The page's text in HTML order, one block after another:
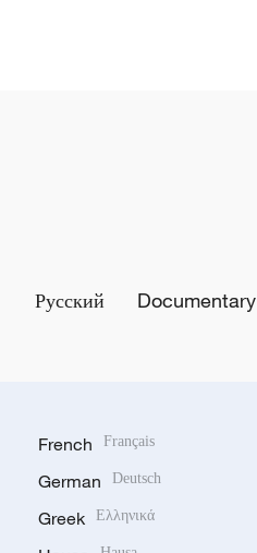
Русский Documentary
French Français
German Deutsch
Greek Ελληνικά